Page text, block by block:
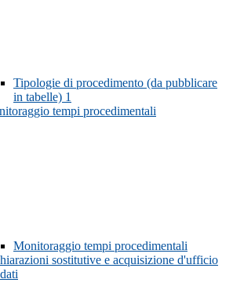
Tipologie di procedimento (da pubblicare
in tabelle) 1
tempi procedimentali
Monitoraggio tempi procedimentali
sostitutive e acquisizione d'ufficio